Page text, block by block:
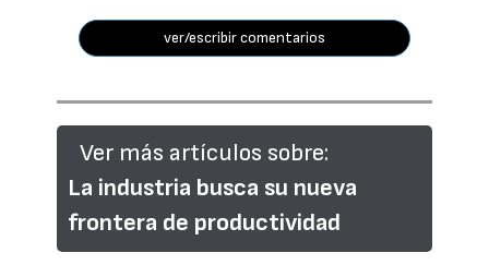
ver/escribir comentarios
Ver más artículos sobre:
La industria busca su nueva
frontera de productividad